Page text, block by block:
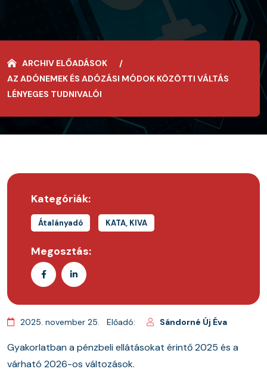
ARCHIV ELŐADÁSOK
AZ ADÓNEMEK ÉS ADÓZÁSI MÓDOK KÖZÖTTI VÁLTÁS
LÉNYEGES TUDNIVALÓI
Kategóriák:
Átalányadó KATA, KIVA
Megosztás:
2025. november 25. Előadó: Sándorné Új Éva
Gyakorlatban a pénzbeli ellátásokat érintő 2025 és a
várható 2026-os változások.